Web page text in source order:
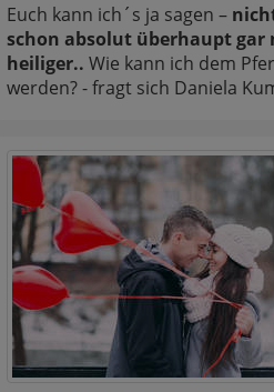
Euch kann ich´s ja sagen –
schon absolut überhaupt gar
heiliger.. Wie kann ich dem
werden? - fragt sich Daniela